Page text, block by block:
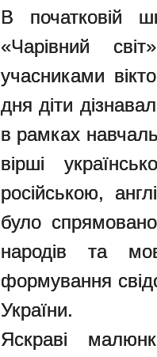
В початковій
«Чарівний
учасниками
дня діти
в рамках
вірші
російською,
було
народів та
формування
України.
Яскраві